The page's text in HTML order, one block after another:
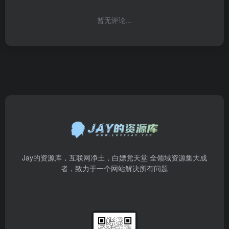
暂无评论...
Jay的资源库，互联网净土，白嫖党天堂 全领域资源集大成
者，致力于一个网站解决所有问题